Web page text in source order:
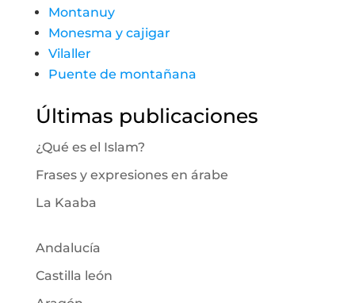
Montanuy
Monesma y cajigar
Vilaller
Puente de montañana
Últimas publicaciones
¿Qué es el Islam?
Frases y expresiones en árabe
La Kaaba
Andalucía
Castilla león